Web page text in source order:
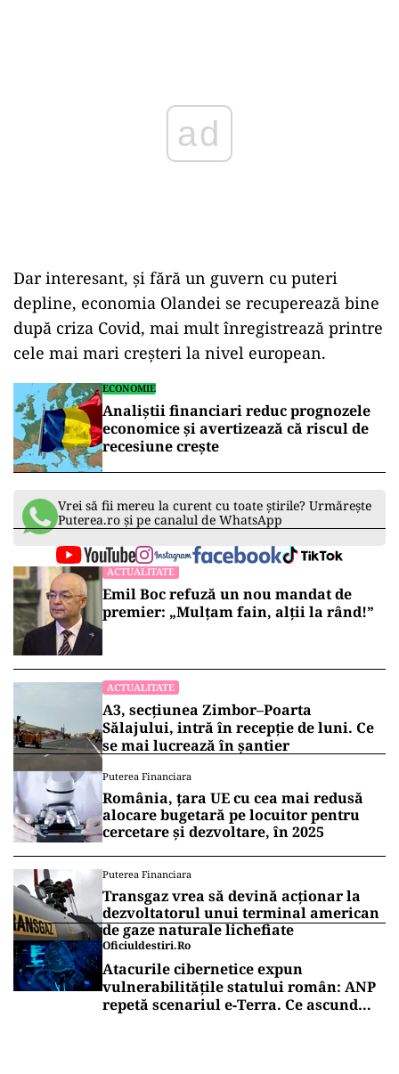
Dar interesant, și fără un guvern cu puteri
depline, economia Olandei se recuperează bine
după criza Covid, mai mult înregistrează printre
cele mai mari creșteri la nivel european.
ECONOMIE
Analiștii financiari reduc prognozele
economice și avertizează că riscul de
recesiune crește
Vrei să fii mereu la curent cu toate știrile? Urmărește
Puterea.ro și pe canalul de WhatsApp
ACTUALITATE
Emil Boc refuză un nou mandat de
premier: „Mulțam fain, alții la rând!”
ACTUALITATE
A3, secțiunea Zimbor–Poarta
Sălajului, intră în recepție de luni. Ce
se mai lucrează în șantier
Puterea Financiara
România, țara UE cu cea mai redusă
alocare bugetară pe locuitor pentru
cercetare și dezvoltare, în 2025
Puterea Financiara
Transgaz vrea să devină acționar la
dezvoltatorul unui terminal american
de gaze naturale lichefiate
Oficiuldestiri.ro
Atacurile cibernetice expun
vulnerabilitățile statului român: ANP
repetă scenariul e‑Terra. Ce ascund